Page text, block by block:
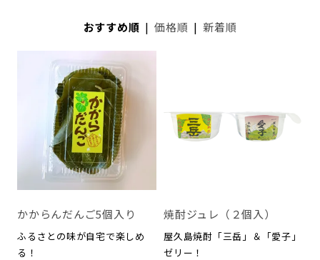
おすすめ順 |価格順 | 新着順
かからんだんご5個入り
ふるさとの味が自宅で楽しめ
る！
焼酎ジュレ（２個入）
屋久島焼酎「三岳」＆「愛子」
ゼリー！